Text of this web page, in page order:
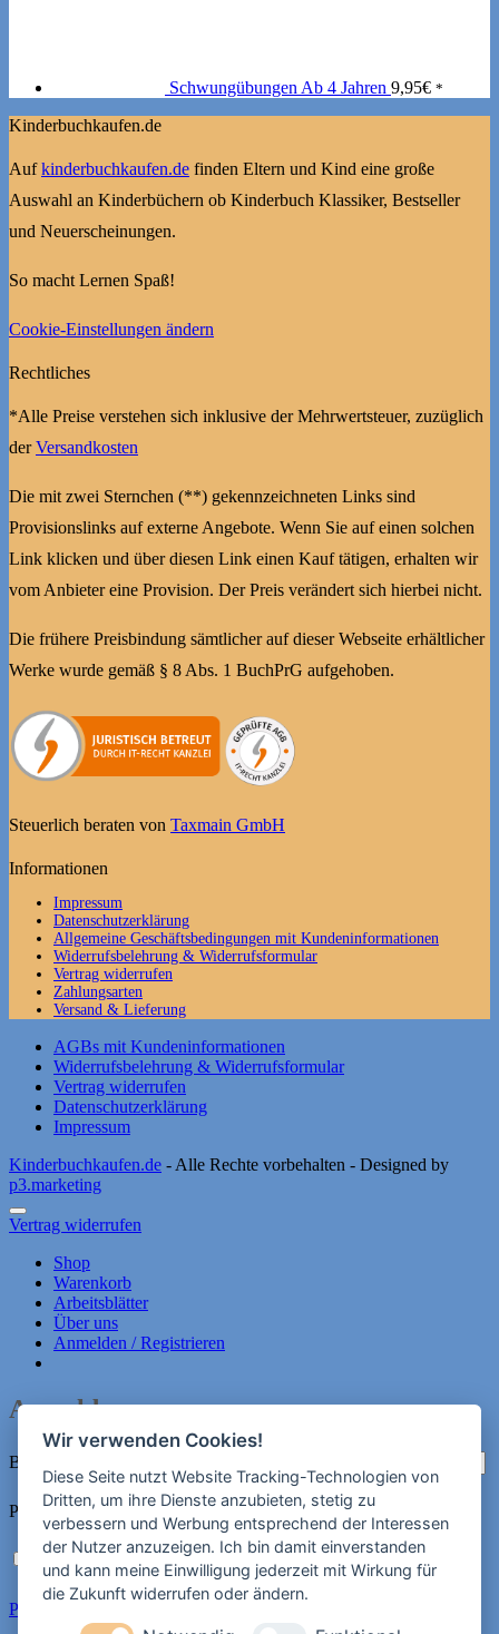
Schwungübungen Ab 4 Jahren 9,95€ *
Kinderbuchkaufen.de
Aufkinderbuchkaufen.de finden Eltern und Kind eine große
Auswahl an Kinderbüchern ob Kinderbuch Klassiker, Bestseller
und Neuerscheinungen.
So macht Lernen Spaß!
Cookie-Einstellungen ändern
Rechtliches
*Alle Preise verstehen sich inklusive der Mehrwertsteuer, zuzüglich
derVersandkosten
Die mit zwei Sternchen (**) gekennzeichneten Links sind
Provisionslinks auf externe Angebote. Wenn Sie auf einen solchen
Link klicken und über diesen Link einen Kauf tätigen, erhalten wir
vom Anbieter eine Provision. Der Preis verändert sich hierbei nicht.
Die frühere Preisbindung sämtlicher auf dieser Webseite erhältlicher
Werke wurde gemäß § 8 Abs. 1 BuchPrG aufgehoben.
Steuerlich beraten von Taxmain GmbH
Informationen
Impressum
Datenschutzerklärung
Allgemeine Geschäftsbedingungen mit Kundeninformationen
Widerrufsbelehrung & Widerrufsformular
Vertrag widerrufen
Zahlungsarten
Versand & Lieferung
AGBs mit Kundeninformationen
Widerrufsbelehrung & Widerrufsformular
Vertrag widerrufen
Datenschutzerklärung
Impressum
Kinderbuchkaufen.de - Alle Rechte vorbehalten - Designed by
p3.marketing
Vertrag widerrufen
Shop
Warenkorb
Arbeitsblätter
Über uns
Anmelden / Registrieren
Anmelden
Benutzername oder E-Mail-Adresse
Passwort*Erforderlich
Angemeldet bleiben Anmelden
Passwort vergessen?
Wir verwenden Cookies!
Diese Seite nutzt Website Tracking-Technologien von
Dritten, um ihre Dienste anzubieten, stetig zu
verbessern und Werbung entsprechend der Interessen
der Nutzer anzuzeigen. Ich bin damit einverstanden
und kann meine Einwilligung jederzeit mit Wirkung für
die Zukunft widerrufen oder ändern.